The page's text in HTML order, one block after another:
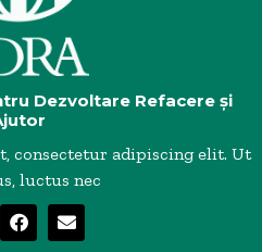
Dezvoltare Refacere și
consectetur adipiscing elit. Ut
luctus nec